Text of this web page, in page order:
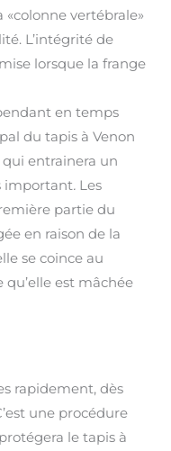
«colonne vertébrale»
L’intégrité de
lorsque la frange
en temps
du tapis à Venon
entrainera un
important. Les
partie du
en raison de la
se coince au
qu’elle est mâchée
rapidement, dès
une procédure
le tapis à